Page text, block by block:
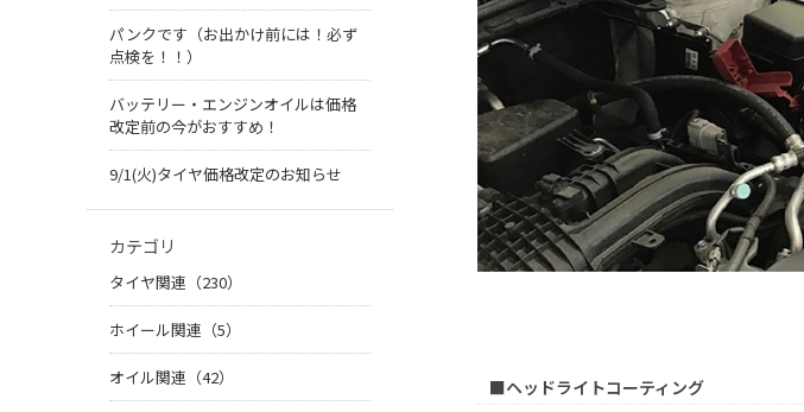
■ヘッドライトコーティング
パンクです（お出かけ前には！必ず
点検を！！）
バッテリー・エンジンオイルは価格
改定前の今がおすすめ！
9/1(火)タイヤ価格改定のお知らせ
カテゴリ
タイヤ関連（230）
ホイール関連（5）
オイル関連（42）